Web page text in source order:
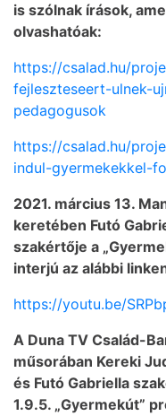
is szólnak írások,
olvashatóak:
https://csalad.hu/
fejleszteseert-ulnek-
pedagogusok
https://csalad.hu/
indul-gyermekekkel-
2021. március 13.
keretében Futó
szakértője a
interjú az alábbi
https://youtu.be/
A Duna TV Család-
műsorában Kereki
és Futó Gabriella
1.9.5. „Gyermekút”